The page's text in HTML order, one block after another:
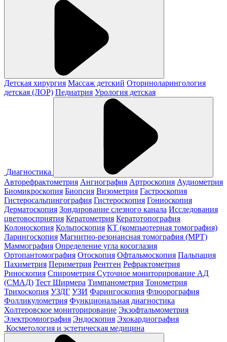
Детская хирургия Массаж детский Оториноларингология
детская (ЛОР) Педиатрия Урология детская
Диагностика
Авторефрактометрия Ангиография Артроскопия Аудиометрия
Биомикроскопия Биопсия Визометрия Гастроскопия
Гистеросальпингография Гистероскопия Гониоскопия
Дерматоскопия Зондирование слезного канала Исследования
цветовосприятия Кератометрия Кератотопография
Колоноскопия Кольпоскопия КТ (компьютерная томография)
Ларингоскопия Магнитно-резонансная томография (МРТ)
Маммография Определение угла косоглазия
Ортопантомография Отоскопия Офтальмоскопия Пальпация
Пахиметрия Периметрия Рентген Рефрактометрия
Риноскопия Спирометрия Суточное мониторирование АД
(СМАД) Тест Ширмера Тимпанометрия Тонометрия
Трихоскопия УЗДГ УЗИ Фарингоскопия Флюорография
Фолликулометрия Функциональная диагностика
Холтеровское мониторирование Экзофтальмометрия
Электромиография Эндоскопия Эхокардиография
Косметология и эстетическая медицина